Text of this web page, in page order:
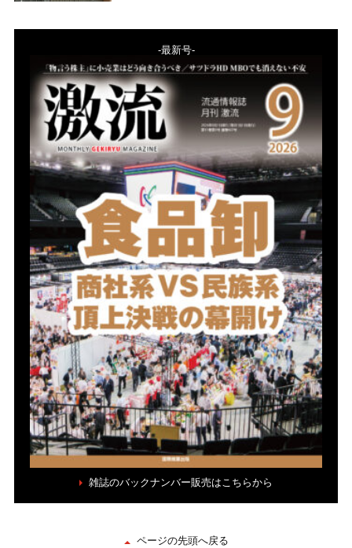
-最新号-
雑誌のバックナンバー販売はこちらから
ページの先頭へ戻る